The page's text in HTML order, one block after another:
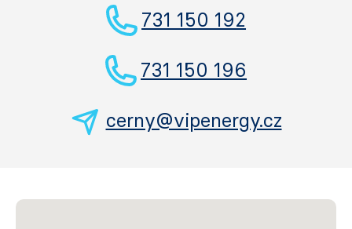
731 150 192
731 150 196
cerny@vipenergy.cz